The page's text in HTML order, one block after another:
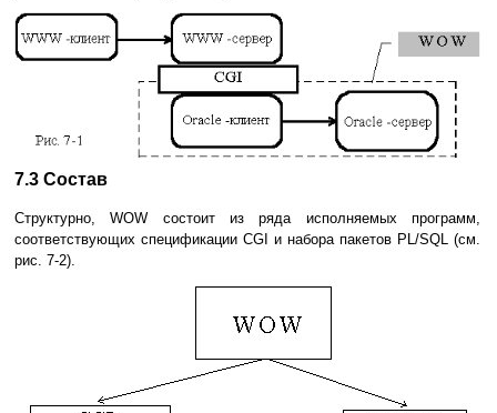
7.3 Состав
Структурно, WOW состоит из ряда исполняемых программ,
соответствующих спецификации CGI и набора пакетов PL/SQL (см.
рис. 7-2).